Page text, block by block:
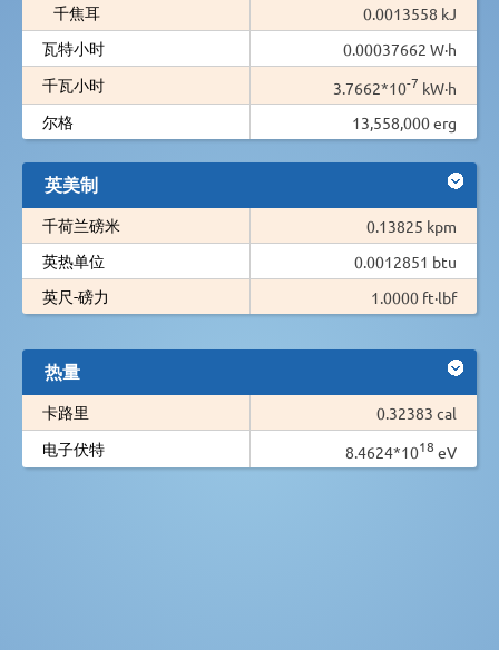
千焦耳
0.0013558 kJ
瓦特小时
0.00037662 W·h
千瓦小时
3.7662*10-7 kW·h
尔格
13,558,000 erg
英美制
千荷兰磅米
0.13825 kpm
英热单位
0.0012851 btu
英尺-磅力
1.0000 ft·lbf
热量
卡路里
0.32383 cal
电子伏特
8.4624*1018 eV